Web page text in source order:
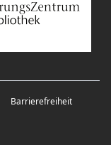
Barrierefreiheit